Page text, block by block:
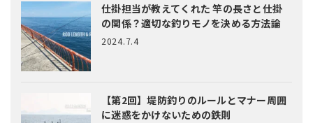
仕掛担当が教えてくれた竿の長さと仕掛
の関係？適切な釣りモノを決める方法論
2024.7.4
【第2回】堤防釣りのルールとマナー周囲
に迷惑をかけないための鉄則